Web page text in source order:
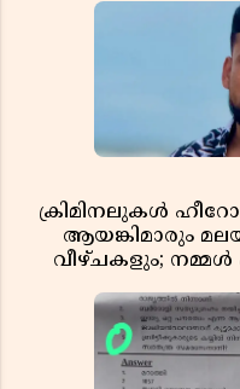
ക്രിമിനലുകൾ
ആയങ്കിമാരും
വീഴ്ചകളും;